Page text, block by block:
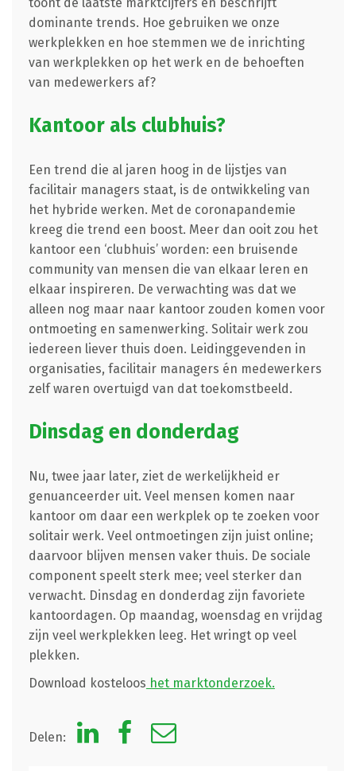
dominante trends. Hoe gebruiken we onze
werkplekken en hoe stemmen we de inrichting
van werkplekken op het werk en de behoeften
van medewerkers af?
Kantoor als clubhuis?
Een trend die al jaren hoog in de lijstjes van
facilitair managers staat, is de ontwikkeling van
het hybride werken. Met de coronapandemie
kreeg die trend een boost. Meer dan ooit zou het
kantoor een ‘clubhuis’ worden: een bruisende
community van mensen die van elkaar leren en
elkaar inspireren. De verwachting was dat we
alleen nog maar naar kantoor zouden komen voor
ontmoeting en samenwerking. Solitair werk zou
iedereen liever thuis doen. Leidinggevenden in
organisaties, facilitair managers én medewerkers
zelf waren overtuigd van dat toekomstbeeld.
Dinsdag en donderdag
Nu, twee jaar later, ziet de werkelijkheid er
genuanceerder uit. Veel mensen komen naar
kantoor om daar een werkplek op te zoeken voor
solitair werk. Veel ontmoetingen zijn juist online;
daarvoor blijven mensen vaker thuis. De sociale
component speelt sterk mee; veel sterker dan
verwacht. Dinsdag en donderdag zijn favoriete
kantoordagen. Op maandag, woensdag en vrijdag
zijn veel werkplekken leeg. Het wringt op veel
plekken.
Download kosteloos het marktonderzoek.
Delen: